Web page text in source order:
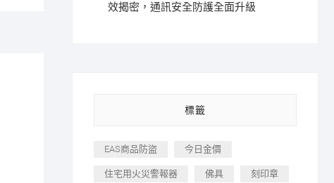
效揭密，通訊安全防護全面升級
標籤
EAS商品防盜 今日金價
住宅用火災警報器 佛具 刻印章